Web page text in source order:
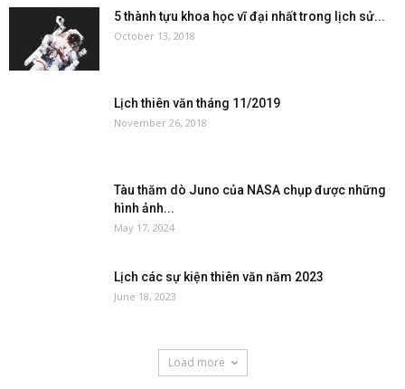
5 thành tựu khoa học vĩ đại nhất trong lịch sử...
October 13, 2018
Lịch thiên văn tháng 11/2019
November 26, 2018
Tàu thăm dò Juno của NASA chụp được những
hình ảnh...
May 17, 2024
Lịch các sự kiện thiên văn năm 2023
June 18, 2023
Load more